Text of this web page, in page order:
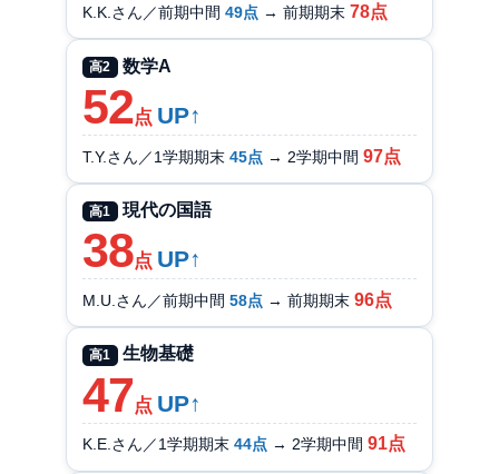
K.K.さん／前期中間 49点→ 前期期末 78点
高2 数学A
52点 UP↑
T.Y.さん／1学期期末 45点→ 2学期中間 97点
高1 現代の国語
38点 UP↑
M.U.さん／前期中間 58点→ 前期期末 96点
高1 生物基礎
47点 UP↑
K.E.さん／1学期期末 44点→ 2学期中間 91点